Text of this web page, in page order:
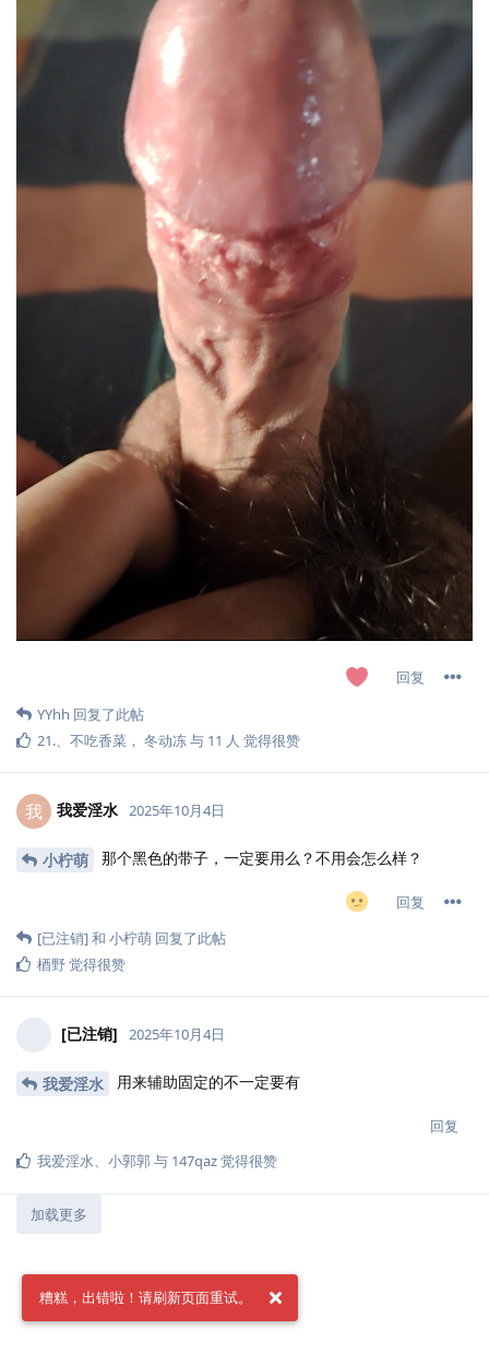
回复
YYhh 回复了此帖
21.​、 不吃香菜 ， 冬动冻与 11 人 觉得很赞
我 我爱淫水 2025年10月4日
小柠萌 那个黑色的带子，一定要用么？不用会怎么样？
回复
[已注销]和 小柠萌 回复了此帖
梄野觉得很赞
[已注销] 2025年10月4日
我爱淫水 用来辅助固定的不一定要有
回复
我爱淫水、 小郭郭与 147qaz觉得很赞
加载更多
糟糕，出错啦！请刷新页面重试。